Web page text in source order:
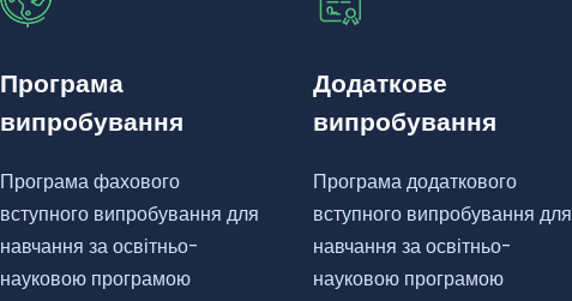
Програма
випробування
Програма фахового
вступного випробування для
навчання за освітньо-
науковою програмою
Додаткове
випробування
Програма додаткового
вступного випробування для
навчання за освітньо-
науковою програмою